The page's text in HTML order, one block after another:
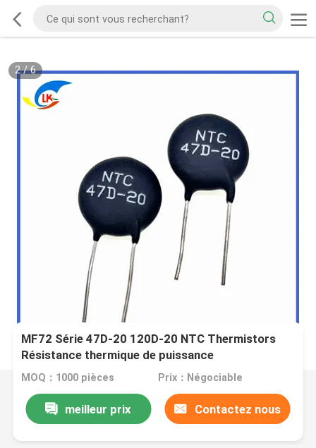
2/6
MF72 Série 47D-20 120D-20 NTC Thermistors
Résistance thermique de puissance
MOQ：1000 pièces Prix：Négociable
meilleur prix Contactez nous